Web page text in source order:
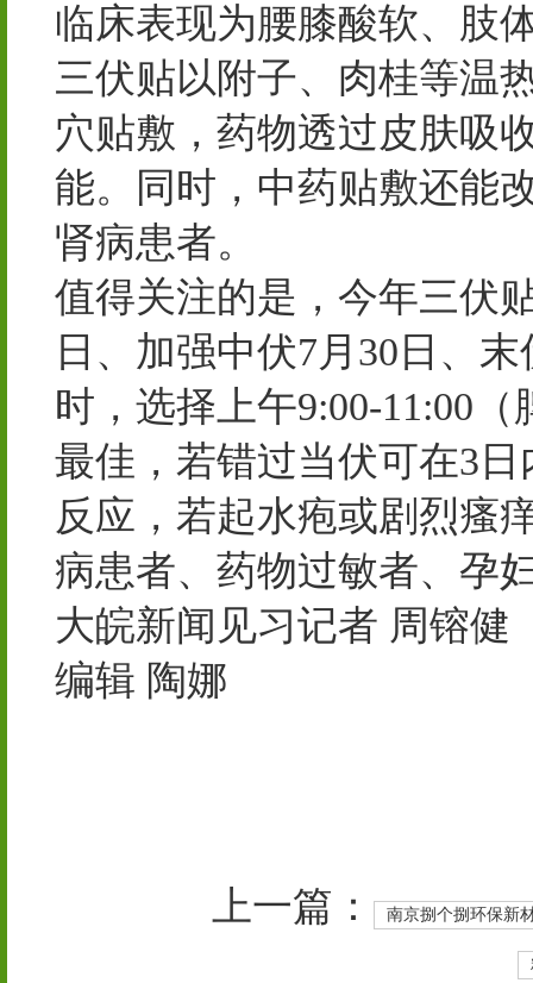
临床表现为腰膝酸软、肢
三伏贴以附子、肉桂等温
穴贴敷，药物透过皮肤吸
能。同时，中药贴敷还能
肾病患者。
值得关注的是，今年三伏
日、加强中伏7月30日、
时，选择上午9:00-11:00
最佳，若错过当伏可在3
反应，若起水疱或剧烈瘙
病患者、药物过敏者、孕
大皖新闻见习记者 周镕健
编辑 陶娜
上一篇： 南京捌个捌环保新